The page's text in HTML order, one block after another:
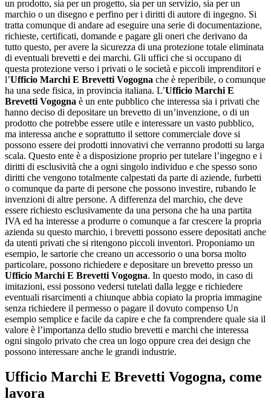
un prodotto, sia per un progetto, sia per un servizio, sia per un
marchio o un disegno e perfino per i diritti di autore di ingegno. Si
tratta comunque di andare ad eseguire una serie di documentazione,
richieste, certificati, domande e pagare gli oneri che derivano da
tutto questo, per avere la sicurezza di una protezione totale eliminata
di eventuali brevetti e dei marchi. Gli uffici che si occupano di
questa protezione verso i privati o le società e piccoli imprenditori e
l’Ufficio Marchi E Brevetti Vogogna che è reperibile, o comunque
ha una sede fisica, in provincia italiana. L’Ufficio Marchi E
Brevetti Vogogna è un ente pubblico che interessa sia i privati che
hanno deciso di depositare un brevetto di un’invenzione, o di un
prodotto che potrebbe essere utile e interessare un vasto pubblico,
ma interessa anche e soprattutto il settore commerciale dove si
possono essere dei prodotti innovativi che verranno prodotti su larga
scala. Questo ente è a disposizione proprio per tutelare l’ingegno e i
diritti di esclusività che a ogni singolo individuo e che spesso sono
diritti che vengono totalmente calpestati da parte di aziende, furbetti
o comunque da parte di persone che possono investire, rubando le
invenzioni di altre persone. A differenza del marchio, che deve
essere richiesto esclusivamente da una persona che ha una partita
IVA ed ha interesse a produrre o comunque a far crescere la propria
azienda su questo marchio, i brevetti possono essere depositati anche
da utenti privati che si ritengono piccoli inventori. Proponiamo un
esempio, le sartorie che creano un accessorio o una borsa molto
particolare, possono richiedere e depositare un brevetto presso un
Ufficio Marchi E Brevetti Vogogna. In questo modo, in caso di
imitazioni, essi possono vedersi tutelati dalla legge e richiedere
eventuali risarcimenti a chiunque abbia copiato la propria immagine
senza richiedere il permesso o pagare il dovuto compenso Un
esempio semplice e facile da capire e che fa comprendere quale sia il
valore è l’importanza dello studio brevetti e marchi che interessa
ogni singolo privato che crea un logo oppure crea dei design che
possono interessare anche le grandi industrie.
Ufficio Marchi E Brevetti Vogogna, come
lavora